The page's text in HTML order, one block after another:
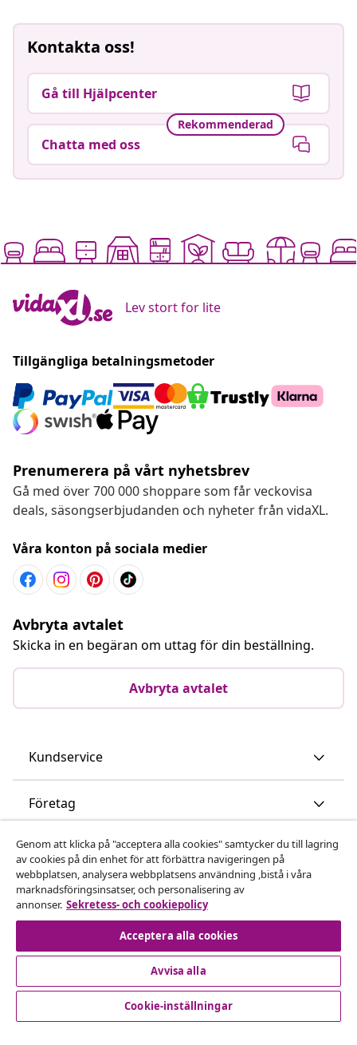
Kontakta oss!
Gå till Hjälpcenter
Rekommenderad
Chatta med oss
Lev stort for lite
Tillgängliga betalningsmetoder
Prenumerera på vårt nyhetsbrev
Gå med över 700 000 shoppare som får veckovisa
deals, säsongserbjudanden och nyheter från vidaXL.
Våra konton på sociala medier
Avbryta avtalet
Skicka in en begäran om uttag för din beställning.
Avbryta avtalet
Kundservice
Företag
vidaXL
Upptäck mer
© 2008-2026 vidaXL www.vidaxl.se är en webbshop från
Genom att klicka på "acceptera alla cookies" samtycker du till lagring
av cookies på din enhet för att förbättra navigeringen på
webbplatsen, analysera webbplatsens användning ,bistå i våra
marknadsföringsinsatser, och personalisering av
annonser. Sekretess- och cookiepolicy
Acceptera alla cookies
Avvisa alla
Cookie-inställningar